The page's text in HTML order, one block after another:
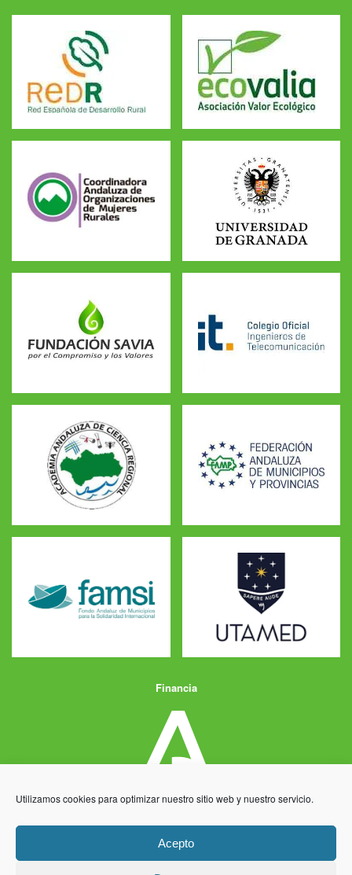
Utilizamos cookies para optimizar nuestro sitio web y nuestro servicio.
Acepto
Financia